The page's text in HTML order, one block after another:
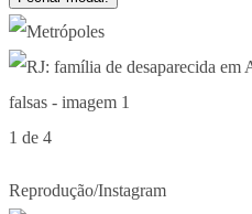
1 de 4
Reprodução/Instagram